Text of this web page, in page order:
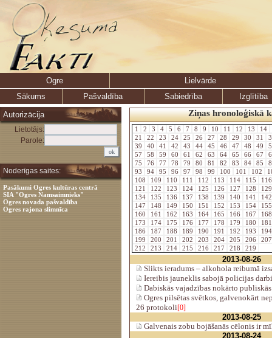
Ogre
Lielvārde
Sākums
Pašvaldība Sabiedrība
Izglītība
Autorizācija
Lietotājs:
Parole:
Noderīgas saites:
Pasākumi Ogres kultūras centrā
SIA "Ogres Namsaimnieks"
Ogres novada pašvaldība
Ogres rajona slimnīca
Ziņas hronoloģiskā
1 2 3 4 5 6 7 8 9 10 11 12 13 14
21
22 23 24 25 26 27 28 29 30 31
39
40 41 42 43 44 45 46 47 48 49
57
58 59 60 61 62 63 64 65 66 67
75
76 77 78 79 80 81 82 83 84 85
93
94 95 96 97 98 99 100 101 102
108
109 110 111 112 113 114 115
121
122 123 124 125 126 127 128
134
135 136 137 138 139 140 141
147
148 149 150 151 152 153 154
160
161 162 163 164 165 166 167
173
174 175 176 177 178 179 180
186
187 188 189 190 191 192 193
199
200 201 202 203 204 205 206
212
213 214 215 216 217 218 219
2013-08-26
Slikts ieradums – alkohola reibumā
Iereibis jauneklis sabojā policijas
Dabiskās vajadzības nokārto
Ogres pilsētas svētkos, galvenokārt
26 protokoli[0]
2013-08-25
Galvenais zobu bojāšanās cēlonis ir
2013-08-24